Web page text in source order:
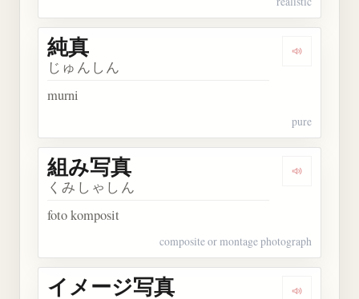
Dengarkan
純真
じゅんしん
murni
pure
Dengarkan
組み写真
くみしゃしん
foto komposit
composite or montage photograph
イメージ写真